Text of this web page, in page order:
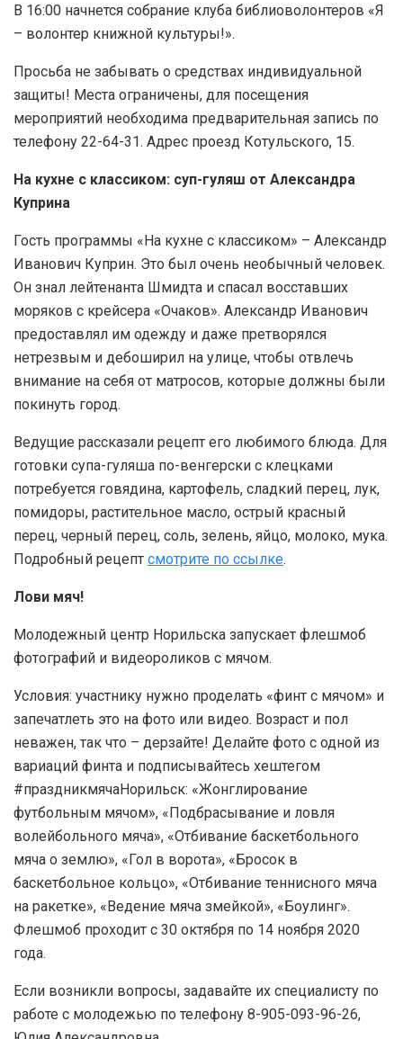
В 16:00 начнется собрание клуба библиоволонтеров «Я
– волонтер книжной культуры!».
Просьба не забывать о средствах индивидуальной
защиты! Места ограничены, для посещения
мероприятий необходима предварительная запись по
телефону 22-64-31. Адрес проезд Котульского, 15.
На кухне с классиком: суп-гуляш от Александра
Куприна
Гость программы «На кухне с классиком» – Александр
Иванович Куприн. Это был очень необычный человек.
Он знал лейтенанта Шмидта и спасал восставших
моряков с крейсера «Очаков». Александр Иванович
предоставлял им одежду и даже претворялся
нетрезвым и дебоширил на улице, чтобы отвлечь
внимание на себя от матросов, которые должны были
покинуть город.
Ведущие рассказали рецепт его любимого блюда. Для
готовки супа-гуляша по-венгерски с клецками
потребуется говядина, картофель, сладкий перец, лук,
помидоры, растительное масло, острый красный
перец, черный перец, соль, зелень, яйцо, молоко, мука.
Подробный рецепт смотрите по ссылке.
Лови мяч!
Молодежный центр Норильска запускает флешмоб
фотографий и видеороликов с мячом.
Условия: участнику нужно проделать «финт с мячом» и
запечатлеть это на фото или видео. Возраст и пол
неважен, так что – дерзайте! Делайте фото с одной из
вариаций финта и подписывайтесь хештегом
#праздникмячаНорильск: «Жонглирование
футбольным мячом», «Подбрасывание и ловля
волейбольного мяча», «Отбивание баскетбольного
мяча о землю», «Гол в ворота», «Бросок в
баскетбольное кольцо», «Отбивание теннисного мяча
на ракетке», «Ведение мяча змейкой», «Боулинг».
Флешмоб проходит с 30 октября по 14 ноября 2020
года.
Если возникли вопросы, задавайте их специалисту по
работе с молодежью по телефону 8-905-093-96-26,